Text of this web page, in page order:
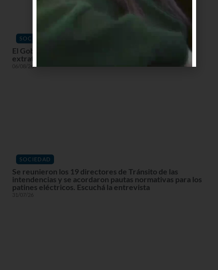
SOCIEDAD
El Gobierno declara alerta roja en la costa por ciclón
extratropical con vientos de hasta 120 km/h
06/08/26
SOCIEDAD
Se reunieron los 19 directores de Tránsito de las
intendencias y se acordaron pautas normativas para los
patines eléctricos. Escuchá la entrevista
31/07/26